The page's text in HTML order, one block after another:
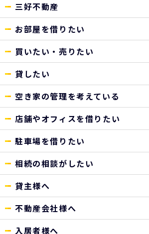
三好不動産
お部屋を借りたい
買いたい・売りたい
貸したい
空き家の管理を考えている
店舗やオフィスを借りたい
駐車場を借りたい
相続の相談がしたい
貸主様へ
不動産会社様へ
入居者様へ